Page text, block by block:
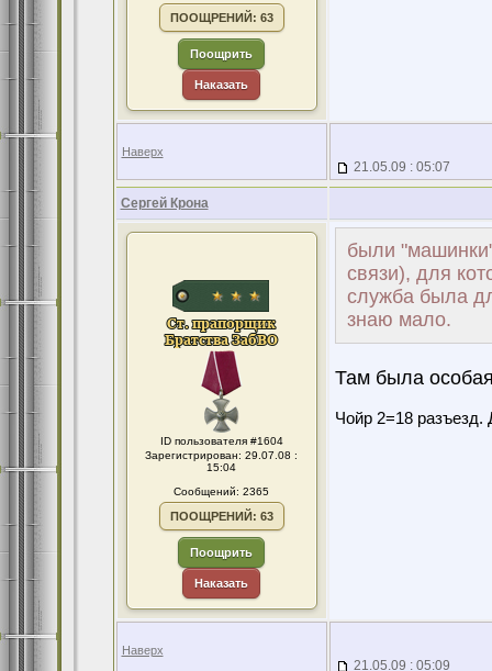
ПООЩРЕНИЙ: 63
Поощрить
Наказать
Наверх
21.05.09 : 05:07
Сергей Крона
ID пользователя #1604
Зарегистрирован: 29.07.08 :
15:04
Сообщений: 2365
ПООЩРЕНИЙ: 63
Поощрить
Наказать
были
связи), для
служба была
знаю мало.
Там была
Чойр 2=18
Наверх
21.05.09 : 05:09